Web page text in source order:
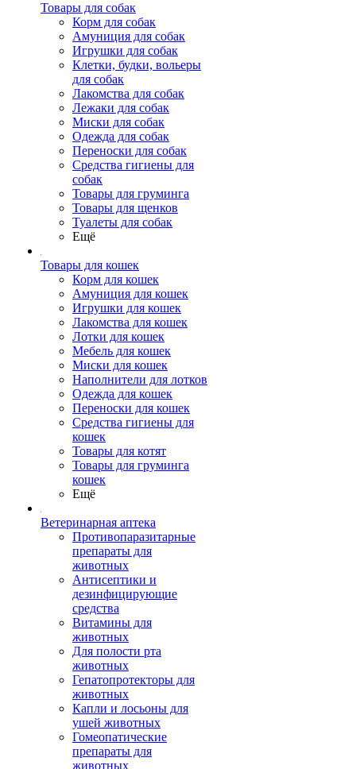
Товары для собак
Корм для собак
Амуниция для собак
Игрушки для собак
Клетки, будки, вольеры
для собак
Лакомства для собак
Лежаки для собак
Миски для собак
Одежда для собак
Переноски для собак
Средства гигиены для
собак
Товары для груминга
Товары для щенков
Туалеты для собак
Ещё
Товары для кошек
Корм для кошек
Амуниция для кошек
Игрушки для кошек
Лакомства для кошек
Лотки для кошек
Мебель для кошек
Миски для кошек
Наполнители для лотков
Одежда для кошек
Переноски для кошек
Средства гигиены для
кошек
Товары для котят
Товары для груминга
кошек
Ещё
Ветеринарная аптека
Противопаразитарные
препараты для
животных
Антисептики и
дезинфицирующие
средства
Витамины для
животных
Для полости рта
животных
Гепатопротекторы для
животных
Капли и лосьоны для
ушей животных
Гомеопатические
препараты для
животных